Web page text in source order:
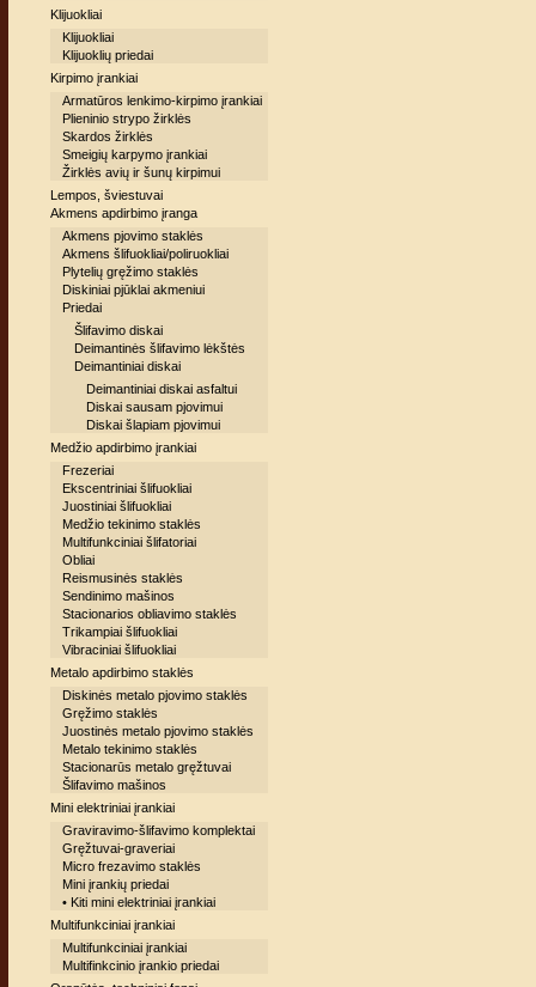
Klijuokliai
Klijuokliai
Klijuoklių priedai
Kirpimo įrankiai
Armatūros lenkimo-kirpimo įrankiai
Plieninio strypo žirklės
Skardos žirklės
Smeigių karpymo įrankiai
Žirklės avių ir šunų kirpimui
Lempos, šviestuvai
Akmens apdirbimo įranga
Akmens pjovimo staklės
Akmens šlifuokliai/poliruokliai
Plytelių gręžimo staklės
Diskiniai pjūklai akmeniui
Priedai
Šlifavimo diskai
Deimantinės šlifavimo lėkštės
Deimantiniai diskai
Deimantiniai diskai asfaltui
Diskai sausam pjovimui
Diskai šlapiam pjovimui
Medžio apdirbimo įrankiai
Frezeriai
Ekscentriniai šlifuokliai
Juostiniai šlifuokliai
Medžio tekinimo staklės
Multifunkciniai šlifatoriai
Obliai
Reismusinės staklės
Sendinimo mašinos
Stacionarios obliavimo staklės
Trikampiai šlifuokliai
Vibraciniai šlifuokliai
Metalo apdirbimo staklės
Diskinės metalo pjovimo staklės
Gręžimo staklės
Juostinės metalo pjovimo staklės
Metalo tekinimo staklės
Stacionarūs metalo gręžtuvai
Šlifavimo mašinos
Mini elektriniai įrankiai
Graviravimo-šlifavimo komplektai
Gręžtuvai-graveriai
Micro frezavimo staklės
Mini įrankių priedai
• Kiti mini elektriniai įrankiai
Multifunkciniai įrankiai
Multifunkciniai įrankiai
Multifinkcinio įrankio priedai